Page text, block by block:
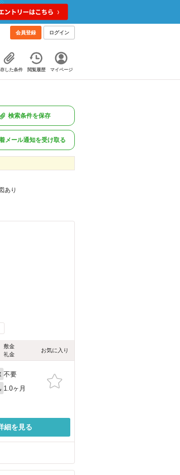
会員登録 ログイン
した条件 閲覧履歴 マイページ
検索条件を保存
メール通知を受け取る
図あり
敷金
礼金
お気に入り
不要
1.0ヶ月
細を見る